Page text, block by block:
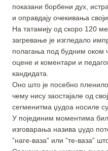
показани борбени дух,
и оправдају очекивања
На татамију од скоро 120
загревање је изгледало
полагања под будним оком
оцене и коментари и
кандидата.
Оно што је посебно
чему нису заостајале од
сегменитма џудоа носиле
У појединим моментима
изговарања назива џудо
”наге-ваза” или ”те-ваза”